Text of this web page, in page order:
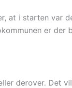
at i starten
er
derover.